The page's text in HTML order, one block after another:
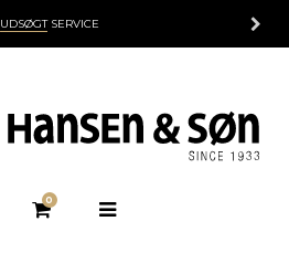
UDSØGTSERVICE
0